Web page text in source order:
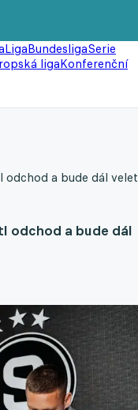
BundesligaSerie
ligaKonferenční
a bude dál velet
odchod a bude dál